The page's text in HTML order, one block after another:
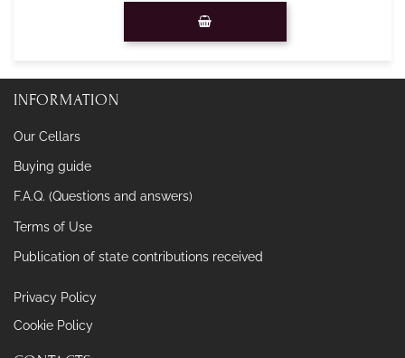
INFORMATION
Our Cellars
Buying guide
F.A.Q. (Questions and answers)
Terms of Use
Publication of state contributions received
Privacy Policy
Cookie Policy